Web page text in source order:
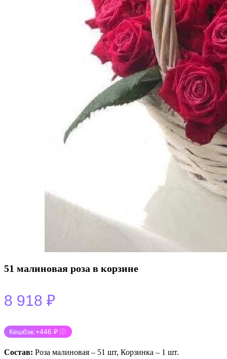
51 малиновая роза в корзине
8 918 ₽
Кешбэк:+446 ₽ ⓘ
Состав: Роза малиновая – 51 шт, Корзинка – 1 шт.